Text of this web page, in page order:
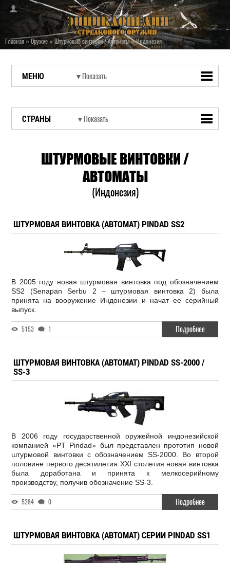
Главная»Оружие» Штурмовые винтовки / Автоматы»Индонезия
МЕНЮ
СТРАНЫ
ШТУРМОВЫЕ ВИНТОВКИ /
АВТОМАТЫ
(Индонезия)
ШТУРМОВАЯ ВИНТОВКА (АВТОМАТ) PINDAD SS2
В 2005 году новая штурмовая винтовка под обозначением
SS2 (Senapan Serbu 2 – штурмовая винтовка 2) была
принята на вооружение Индонезии и начат ее серийный
выпуск.
5153 1 Подробнее
ШТУРМОВАЯ ВИНТОВКА (АВТОМАТ) PINDAD SS-2000 /
SS-3
В 2006 году государственной оружейной индонезийской
компанией «PT Pindad» был представлен прототип новой
штурмовой винтовки с обозначением SS-2000. Во второй
половине первого десятилетия XXI столетия новая винтовка
была доработана и принята к мелкосерийному
производству, получив обозначение SS-3.
5284 0 Подробнее
ШТУРМОВАЯ ВИНТОВКА (АВТОМАТ) СЕРИИ PINDAD SS1